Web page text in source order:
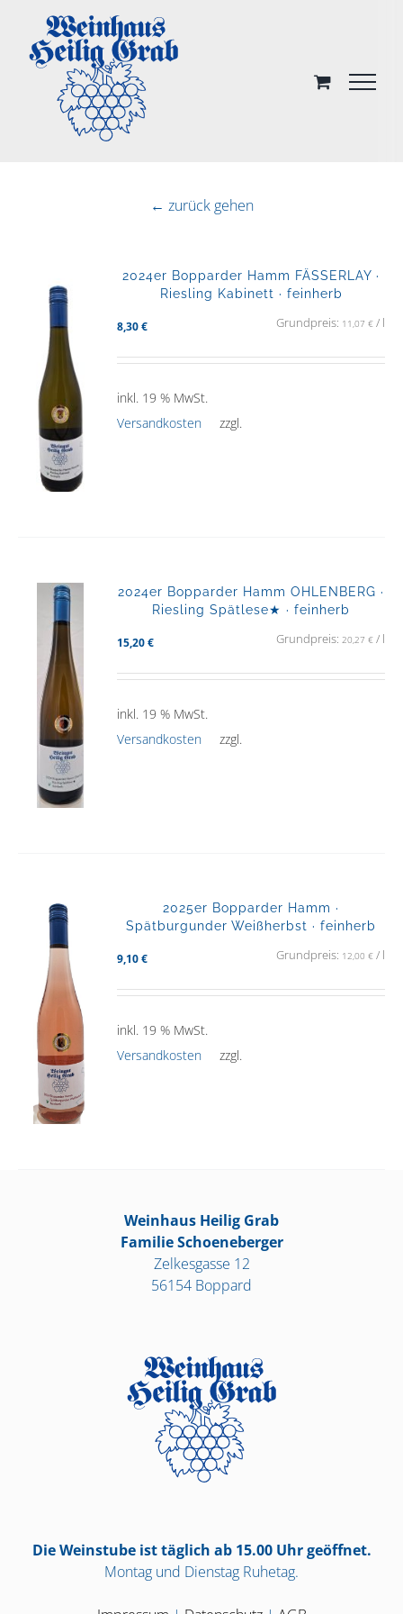
content
← zurück gehen
2024er Bopparder Hamm FÄSSERLAY ·
Riesling Kabinett · feinherb
8,30€ Grundpreis: 11,07 €/ l
inkl. 19 % MwSt.
zzgl.
Versandkosten
2024er Bopparder Hamm OHLENBERG ·
Riesling Spätlese★ · feinherb
15,20€ Grundpreis: 20,27 €/ l
inkl. 19 % MwSt.
zzgl.
Versandkosten
2025er Bopparder Hamm ·
Spätburgunder Weißherbst · feinherb
9,10€ Grundpreis: 12,00 €/ l
inkl. 19 % MwSt.
zzgl.
Versandkosten
Weinhaus Heilig Grab
Familie Schoeneberger
Zelkesgasse 12
56154 Boppard
Die Weinstube ist täglich ab 15.00 Uhr geöffnet.
Montag und Dienstag Ruhetag.